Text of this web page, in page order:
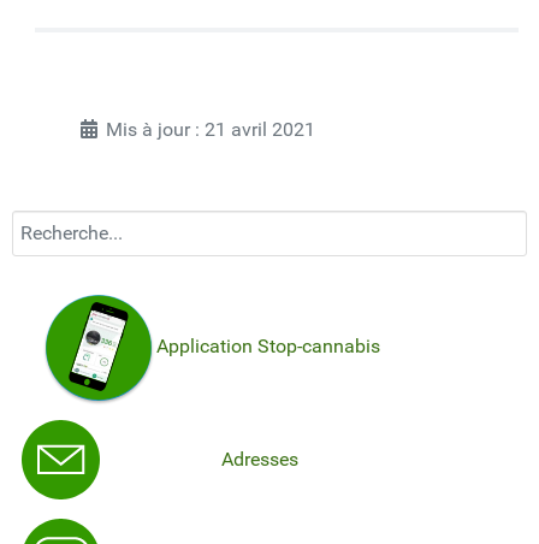
Mis à jour : 21 avril 2021
Recherchez...
Application Stop-cannabis
Adresses